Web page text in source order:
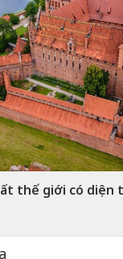
thế giới có diện